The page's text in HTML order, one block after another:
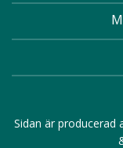
Sidan är producerad